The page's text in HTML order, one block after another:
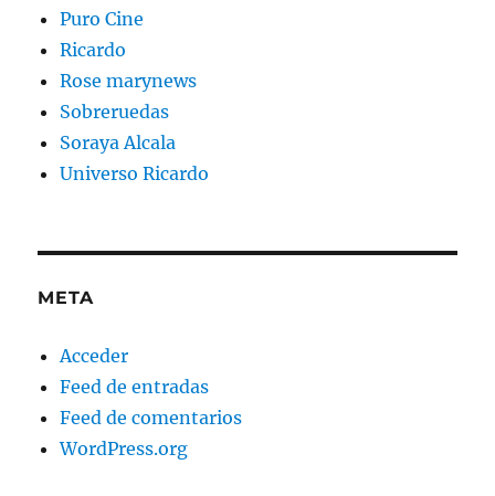
Puro Cine
Ricardo
Rose marynews
Sobreruedas
Soraya Alcala
Universo Ricardo
META
Acceder
Feed de entradas
Feed de comentarios
WordPress.org